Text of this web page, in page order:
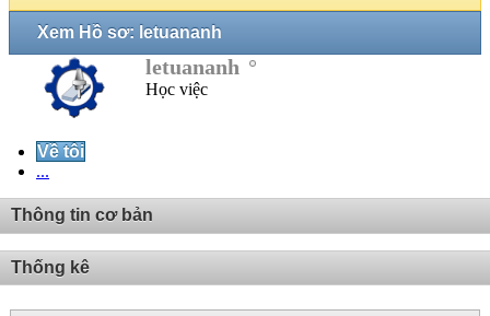
Xem Hồ sơ: letuananh
letuananh
Học việc
Về tôi
...
Thông tin cơ bản
Thống kê